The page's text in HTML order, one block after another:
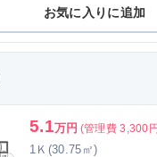
お気に入りに追加
5.1万円 (管理費 3,300
1Ｋ(30.75㎡)